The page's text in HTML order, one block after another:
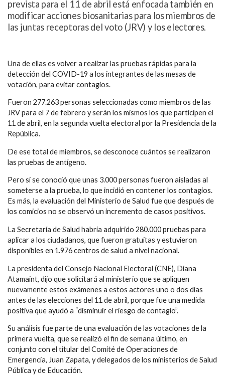
prevista para el 11 de abril está enfocada también en
modificar acciones biosanitarias para los miembros de
las juntas receptoras del voto (JRV) y los electores.
Una de ellas es volver a realizar las pruebas rápidas para la
detección del COVID-19 a los integrantes de las mesas de
votación, para evitar contagios.
Fueron 277.263 personas seleccionadas como miembros de las
JRV para el 7 de febrero y serán los mismos los que participen el
11 de abril, en la segunda vuelta electoral por la Presidencia de la
República.
De ese total de miembros, se desconoce cuántos se realizaron
las pruebas de antígeno.
Pero sí se conoció que unas 3.000 personas fueron aisladas al
someterse a la prueba, lo que incidió en contener los contagios.
Es más, la evaluación del Ministerio de Salud fue que después de
los comicios no se observó un incremento de casos positivos.
La Secretaría de Salud habría adquirido 280.000 pruebas para
aplicar a los ciudadanos, que fueron gratuitas y estuvieron
disponibles en 1.976 centros de salud a nivel nacional.
La presidenta del Consejo Nacional Electoral (CNE), Diana
Atamaint, dijo que solicitará al ministerio que se apliquen
nuevamente estos exámenes a estos actores uno o dos días
antes de las elecciones del 11 de abril, porque fue una medida
positiva que ayudó a “disminuir el riesgo de contagio”.
Su análisis fue parte de una evaluación de las votaciones de la
primera vuelta, que se realizó el fin de semana último, en
conjunto con el titular del Comité de Operaciones de
Emergencia, Juan Zapata, y delegados de los ministerios de Salud
Pública y de Educación.